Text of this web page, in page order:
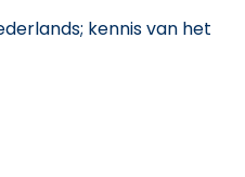
kennis van het